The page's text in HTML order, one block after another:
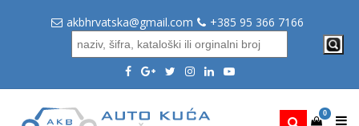
akbhrvatska@gmail.com +385 95 366 7166
0